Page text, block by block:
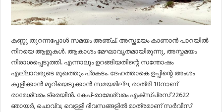
കണ്ണു തുറന്നപ്പോള്‍ സമയം അഞ്ച്. അസ്തമയം കാണാന്‍ പാറയില്‍
നിറയെ ആളുകള്‍. ആകാശം മേഘാവൃതമായിരുന്നു, അസ്തമയം
നിരാശപ്പെടുത്തി. എന്നാലും ഉറങ്ങിയതിന്റെ സന്തോഷം
എല്ലാവരുടെ മുഖത്തും പ്രകടം. ദേഹത്താകെ ഉപ്പിന്റെ അംശം
കുളിക്കാന്‍ മുറിയെടുക്കാന്‍ സമയമില്ല, രാത്രി 10നാണ്
രാമേശ്വരം ട്രെയിന്‍. കേപ്-രാമേശ്വരം എക്‌സ്പ്രസ് 22622
ഞായര്‍, ചൊവ്വ, വെള്ളി ദിവസങ്ങളില്‍ മാത്രമാണ് സര്‍വീസ്